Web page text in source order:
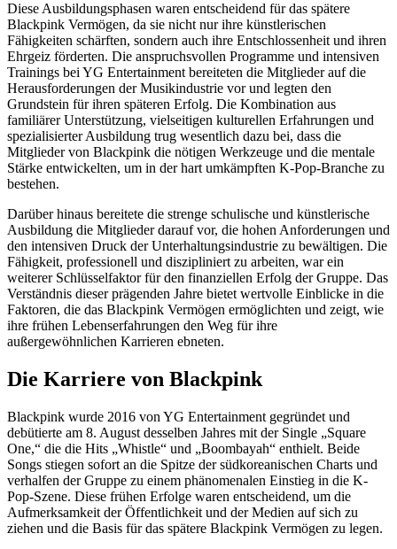
Diese Ausbildungsphasen waren entscheidend für das spätere
Blackpink Vermögen, da sie nicht nur ihre künstlerischen
Fähigkeiten schärften, sondern auch ihre Entschlossenheit und ihren
Ehrgeiz förderten. Die anspruchsvollen Programme und intensiven
Trainings bei YG Entertainment bereiteten die Mitglieder auf die
Herausforderungen der Musikindustrie vor und legten den
Grundstein für ihren späteren Erfolg. Die Kombination aus
familiärer Unterstützung, vielseitigen kulturellen Erfahrungen und
spezialisierter Ausbildung trug wesentlich dazu bei, dass die
Mitglieder von Blackpink die nötigen Werkzeuge und die mentale
Stärke entwickelten, um in der hart umkämpften K-Pop-Branche zu
bestehen.
Darüber hinaus bereitete die strenge schulische und künstlerische
Ausbildung die Mitglieder darauf vor, die hohen Anforderungen und
den intensiven Druck der Unterhaltungsindustrie zu bewältigen. Die
Fähigkeit, professionell und diszipliniert zu arbeiten, war ein
weiterer Schlüsselfaktor für den finanziellen Erfolg der Gruppe. Das
Verständnis dieser prägenden Jahre bietet wertvolle Einblicke in die
Faktoren, die das Blackpink Vermögen ermöglichten und zeigt, wie
ihre frühen Lebenserfahrungen den Weg für ihre
außergewöhnlichen Karrieren ebneten.
Die Karriere von Blackpink
Blackpink wurde 2016 von YG Entertainment gegründet und
debütierte am 8. August desselben Jahres mit der Single „Square
One,“ die die Hits „Whistle“ und „Boombayah“ enthielt. Beide
Songs stiegen sofort an die Spitze der südkoreanischen Charts und
verhalfen der Gruppe zu einem phänomenalen Einstieg in die K-
Pop-Szene. Diese frühen Erfolge waren entscheidend, um die
Aufmerksamkeit der Öffentlichkeit und der Medien auf sich zu
ziehen und die Basis für das spätere Blackpink Vermögen zu legen.